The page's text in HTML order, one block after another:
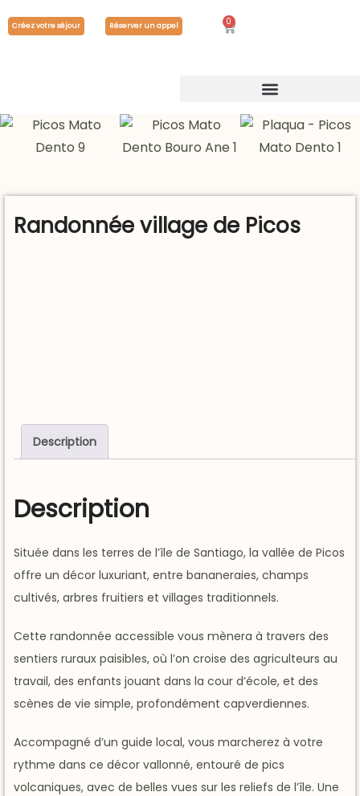
Créez votre séjour Réserver un appel 0
Randonnée village de Picos
Description
Description
Située dans les terres de l’île de Santiago, la vallée de Picos
offre un décor luxuriant, entre bananeraies, champs
cultivés, arbres fruitiers et villages traditionnels.
Cette randonnée accessible vous mènera à travers des
sentiers ruraux paisibles, où l’on croise des agriculteurs au
travail, des enfants jouant dans la cour d’école, et des
scènes de vie simple, profondément capverdiennes.
Accompagné d’un guide local, vous marcherez à votre
rythme dans ce décor vallonné, entouré de pics
volcaniques, avec de belles vues sur les reliefs de l’île. Une